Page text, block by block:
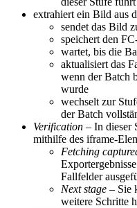
extrahiert ein Bild aus
sendet das Bild
speichert den
wartet, bis die
aktualisiert das
wenn der Batch
wurde
wechselt zur
der Batch
Verification – In dieser
mithilfe des iframe-
Fetching
Fallfelder
Next stage – Sie
weitere Schritte